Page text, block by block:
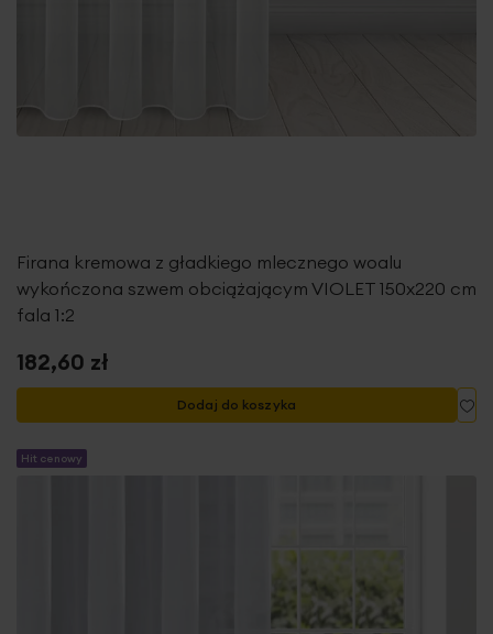
Firana kremowa z gładkiego mlecznego woalu
wykończona szwem obciążającym VIOLET 150x220 cm
fala 1:2
182,60 zł
Dodaj do koszyka
Hit cenowy